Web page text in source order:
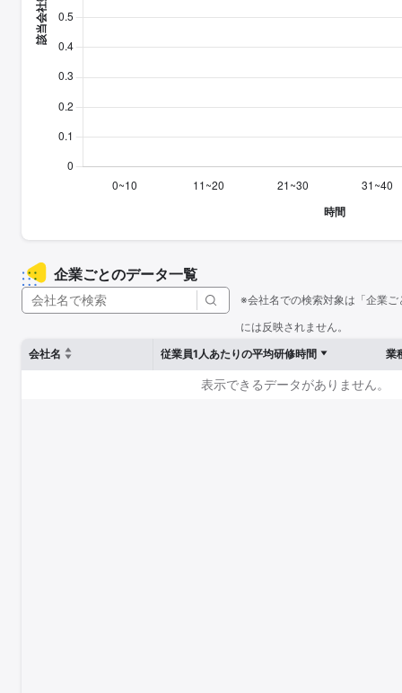
企業ごとのデータ一覧
※会社名での検索対象は「企業
には反映されません。
会社名
従業員1人あたりの平均研修時間 業
表示できるデータがありません。